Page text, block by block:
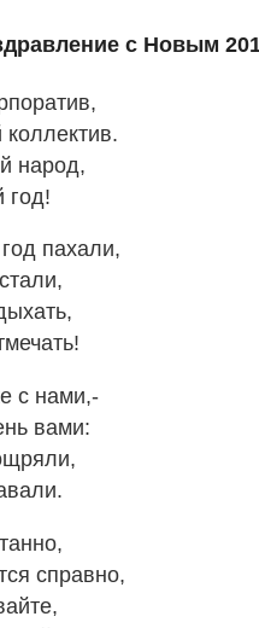
с Новым
народ,
год!
пахали,
с нами,-
вами:
справно,